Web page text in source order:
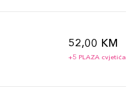
52,00 KM
+5 PLAZA cvjetića